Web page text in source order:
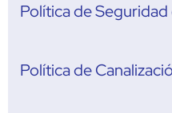
Política de
Política de